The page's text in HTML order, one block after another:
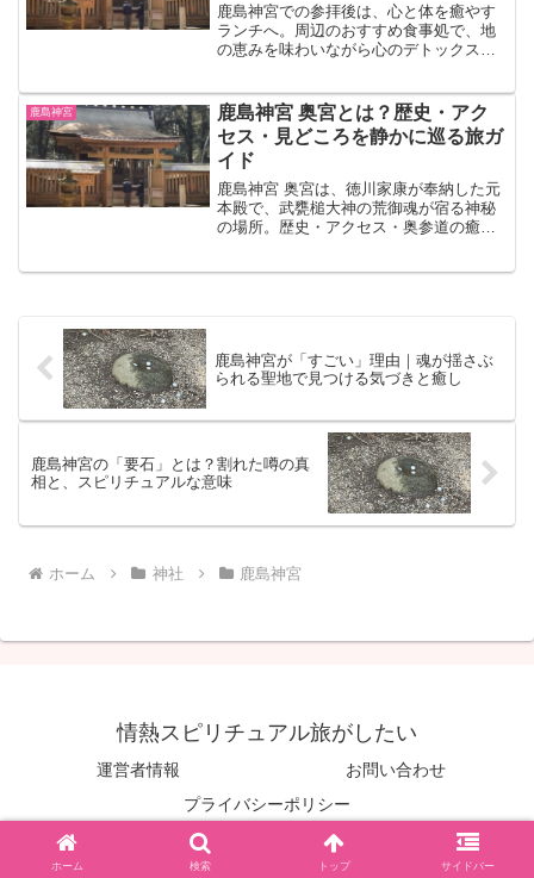
鹿島神宮での参拝後は、心と体を癒やす
ランチへ。周辺のおすすめ食事処で、地
の恵みを味わいながら心のデトックス
内。
鹿島神宮
鹿島神宮 奥宮とは？歴史・アク
セス・見どころを静かに巡る旅ガ
イド
鹿島神宮 奥宮は、徳川家康が奉納した元
本殿で、武甕槌大神の荒御魂が宿る神秘
の場所。歴史・アクセス・奥参道の癒
鹿島神宮が「すごい」理由｜魂が揺さぶ
られる聖地で見つける気づきと癒し
鹿島神宮の「要石」とは？割れた噂の真
相と、スピリチュアルな意味
ホーム 神社 鹿島神宮
情熱スピリチュアル旅がしたい
運営者情報
お問い合わせ
プライバシーポリシー
© 2022-2026 情熱スピリチュアル旅がしたい.
ホーム 検索 トップ サイドバー